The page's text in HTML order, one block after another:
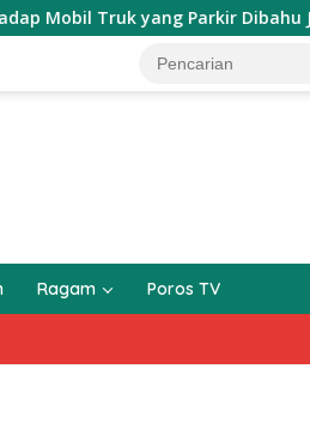
yang Parkir Dibahu Jalan di Tol
Ragam Poros TV